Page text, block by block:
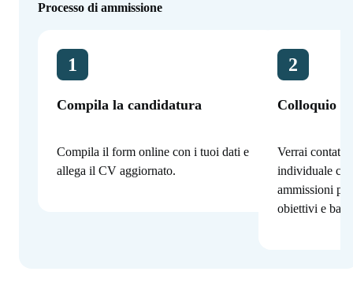
Processo di ammissione
1
Compila la candidatura
Compila il form online con i tuoi dati e
allega il CV aggiornato.
2
Colloquio
Verrai
individuale
ammissioni
obiettivi e